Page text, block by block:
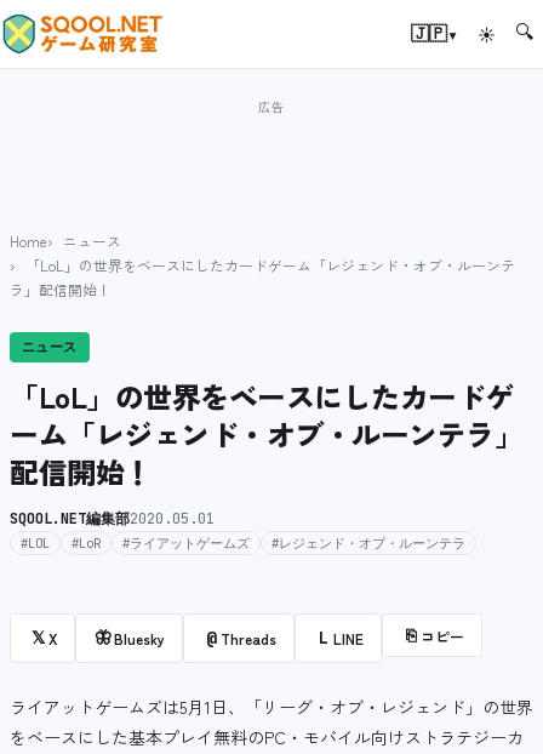
🇯🇵▾ ☀ 🔍
Home
ニュース
「LoL」の世界をベースにしたカードゲーム「レジェンド・オブ・ルーンテ
ラ」配信開始！
ニュース
「LoL」の世界をベースにしたカードゲ
ーム「レジェンド・オブ・ルーンテラ」
配信開始！
SQOOL.NET編集部2020.05.01
#LOL #LoR #ライアットゲームズ #レジェンド・オブ・ルーンテラ
𝕏X 🦋Bluesky @ Threads L LINE ⎘ コピー
ライアットゲームズは5月1日、「リーグ・オブ・レジェンド」の世界
をベースにした基本プレイ無料のPC・モバイル向けストラテジーカ